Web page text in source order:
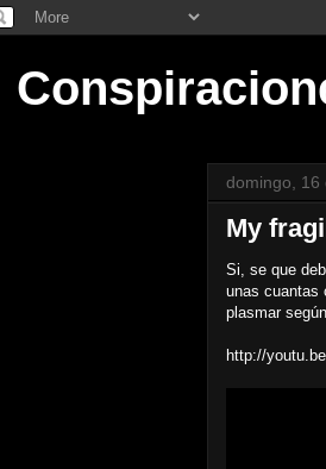
domingo, 16
My
Si, se que
unas cuantas
plasmar
http://